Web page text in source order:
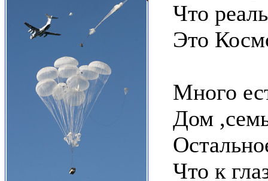
Что
Это
Много
Дом
Что к